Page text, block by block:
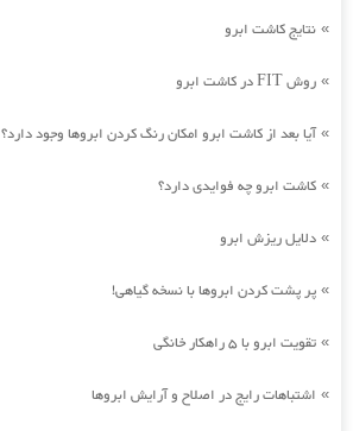
» نتایج کاشت ابرو
» روش FIT در کاشت ابرو
»آیا بعد از کاشت ابرو امکان رنگ کردن ابروها وجود دارد؟
» کاشت ابرو چه فوایدی دارد؟
» دلایل ریزش ابرو
» پر پشت کردن ابروها با نسخه گیاهی!
» تقویت ابرو با 5 راهکار خانگی
» اشتباهات رایج در اصلاح و آرایش ابروها